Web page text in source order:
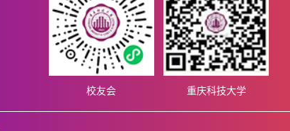
校友会 重庆科技大学